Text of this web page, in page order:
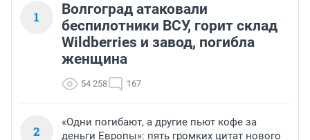
1
Волгоград атаковали
беспилотники ВСУ, горит склад
Wildberries и завод, погибла
женщина
54 258 167
2
«Одни погибают, а другие пьют кофе за
деньги Европы»: пять громких цитат нового